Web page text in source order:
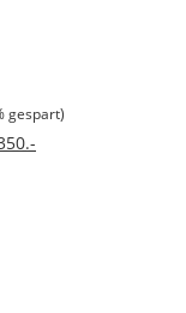
gespart)